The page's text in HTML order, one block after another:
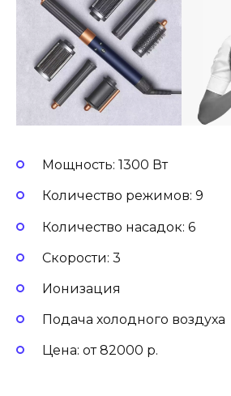
Мощность: 1300 Вт
Количество режимов: 9
Количество насадок: 6
Скорости: 3
Ионизация
Подача холодного воздуха
Цена: от 82000 р.